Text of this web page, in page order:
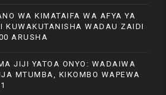
WA KIMATAIFA WA AFYA YA
KUWAKUTANISHA WADAU ZAIDI
ARUSHA
JIJI YATOA ONYO: WADAIWA
MTUMBA, KIKOMBO WAPEWA